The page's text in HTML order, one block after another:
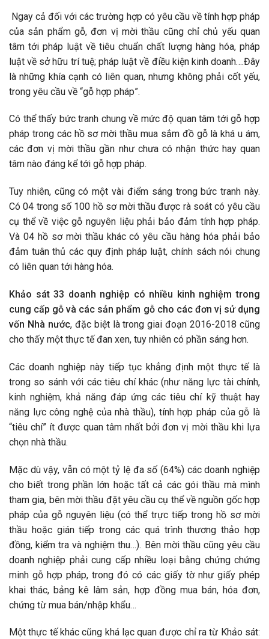
Ngay cả đối với các trường hợp có yêu cầu về tính hợp pháp
của sản phẩm gỗ, đơn vị mời thầu cũng chỉ chủ yếu quan
tâm tới pháp luật về tiêu chuẩn chất lượng hàng hóa, pháp
luật về sở hữu trí tuệ; pháp luật về điều kiện kinh doanh….Đây
là những khía cạnh có liên quan, nhưng không phải cốt yếu,
trong yêu cầu về “gỗ hợp pháp”.
Có thể thấy bức tranh chung về mức độ quan tâm tới gỗ hợp
pháp trong các hồ sơ mời thầu mua sắm đồ gỗ là khá u ám,
các đơn vị mời thầu gần như chưa có nhận thức hay quan
tâm nào đáng kể tới gỗ hợp pháp.
Tuy nhiên, cũng có một vài điểm sáng trong bức tranh này.
Có 04 trong số 100 hồ sơ mời thầu được rà soát có yêu cầu
cụ thể về việc gỗ nguyên liệu phải bảo đảm tính hợp pháp.
Và 04 hồ sơ mời thầu khác có yêu cầu hàng hóa phải bảo
đảm tuân thủ các quy định pháp luật, chính sách nói chung
có liên quan tới hàng hóa.
Khảo sát 33 doanh nghiệp có nhiều kinh nghiệm trong
cung cấp gỗ và các sản phẩm gỗ cho các đơn vị sử dụng
vốn Nhà nước, đặc biệt là trong giai đoạn 2016-2018 cũng
cho thấy một thực tế đan xen, tuy nhiên có phần sáng hơn.
Các doanh nghiệp này tiếp tục khẳng định một thực tế là
trong so sánh với các tiêu chí khác (như năng lực tài chính,
kinh nghiệm, khả năng đáp ứng các tiêu chí kỹ thuật hay
năng lực công nghệ của nhà thầu), tính hợp pháp của gỗ là
“tiêu chí” ít được quan tâm nhất bởi đơn vị mời thầu khi lựa
chọn nhà thầu.
Mặc dù vậy, vẫn có một tỷ lệ đa số (64%) các doanh nghiệp
cho biết trong phần lớn hoặc tất cả các gói thầu mà mình
tham gia, bên mời thầu đặt yêu cầu cụ thể về nguồn gốc hợp
pháp của gỗ nguyên liệu (có thể trực tiếp trong hồ sơ mời
thầu hoặc gián tiếp trong các quá trình thương thảo hợp
đồng, kiểm tra và nghiệm thu…). Bên mời thầu cũng yêu cầu
doanh nghiệp phải cung cấp nhiều loại bằng chứng chứng
minh gỗ hợp pháp, trong đó có các giấy tờ như giấy phép
khai thác, bảng kê lâm sản, hợp đồng mua bán, hóa đơn,
chứng từ mua bán/nhập khẩu…
Một thực tế khác cũng khá lạc quan được chỉ ra từ Khảo sát: